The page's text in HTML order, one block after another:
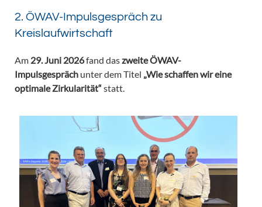
2. ÖWAV-Impulsgespräch zu
Kreislaufwirtschaft
Am 29. Juni 2026fand daszweite ÖWAV-
Impulsgespräch unter dem Titel „Wie schaffen wir eine
optimale Zirkularität“statt.